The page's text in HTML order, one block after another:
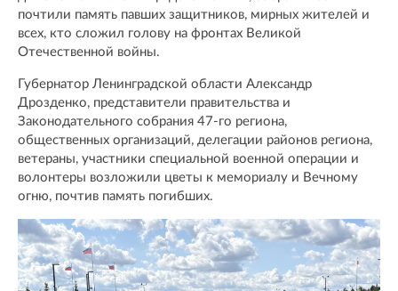
почтили память павших защитников, мирных жителей и
всех, кто сложил голову на фронтах Великой
Отечественной войны.
Губернатор Ленинградской области Александр
Дрозденко, представители правительства и
Законодательного собрания 47-го региона,
общественных организаций, делегации районов региона,
ветераны, участники специальной военной операции и
волонтеры возложили цветы к мемориалу и Вечному
огню, почтив память погибших.